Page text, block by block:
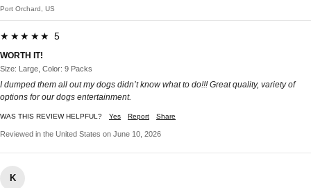
Port Orchard, US
★★★★★ 5
WORTH IT!
Size: Large, Color: 9 Packs
I dumped them all out my dogs didn’t know what to do!!! Great quality, variety of
options for our dogs entertainment.
WAS THIS REVIEW HELPFUL? Yes Report Share
Reviewed in the United States on June 10, 2026
K